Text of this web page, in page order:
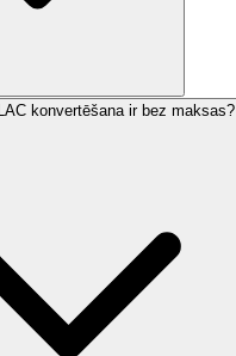
konvertēšana ir bez maksas?